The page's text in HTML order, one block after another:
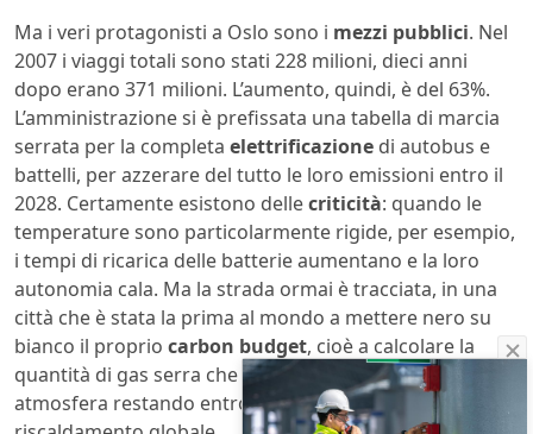
Ma i veri protagonisti a Oslo sono i mezzi pubblici. Nel
2007 i viaggi totali sono stati 228 milioni, dieci anni
dopo erano 371 milioni. L’aumento, quindi, è del 63%.
L’amministrazione si è prefissata una tabella di marcia
serrata per la completa elettrificazione di autobus e
battelli, per azzerare del tutto le loro emissioni entro il
2028. Certamente esistono dellecriticità: quando le
temperature sono particolarmente rigide, per esempio,
i tempi di ricarica delle batterie aumentano e la loro
autonomia cala. Ma la strada ormai è tracciata, in una
città che è stata la prima al mondo a mettere nero su
bianco il proprio carbon budget, cioè a calcolare la
quantità di gas serra che può ancora emettere in
atmosfera restando entro la soglia degli 1,5 gradi di